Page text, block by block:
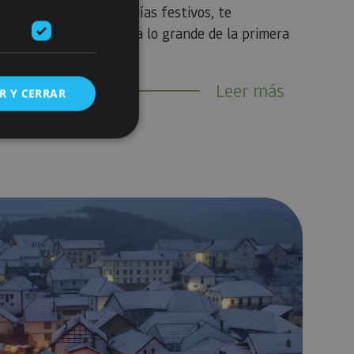
a Navarra en estos días festivos, te
para que disfrutes a lo grande de la primera
Leer más
visitar en Navarra
Y CERRAR
de usuario y la
para recordar
de los visitantes.
Script.com
general, utilizada